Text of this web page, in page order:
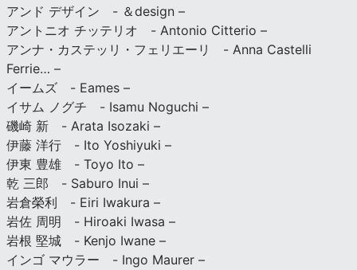
アンド デザイン - ＆design –
アントニオ チッテリオ - Antonio Citterio –
アンナ・カステッリ・フェリエーリ - Anna Castelli
Ferrie… –
イームズ - Eames –
イサム ノグチ - Isamu Noguchi –
磯崎 新 - Arata Isozaki –
伊藤 洋行 - Ito Yoshiyuki –
伊東 豊雄 - Toyo Ito –
乾 三郎 - Saburo Inui –
岩倉榮利 - Eiri Iwakura –
岩佐 周明 - Hiroaki Iwasa –
岩根 堅城 - Kenjo Iwane –
インゴ マウラー - Ingo Maurer –